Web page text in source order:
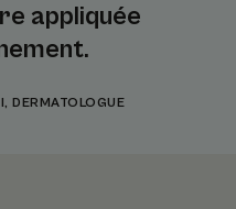
appliquée
DERMATOLOGUE